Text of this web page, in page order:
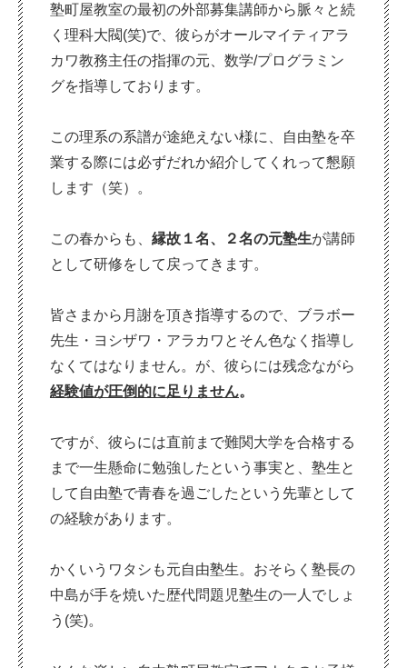
塾町屋教室の最初の外部募集講師から脈々と続
く理科大閥(笑)で、彼らがオールマイティアラ
カワ教務主任の指揮の元、数学/プログラミン
グを指導しております。
この理系の系譜が途絶えない様に、自由塾を卒
業する際には必ずだれか紹介してくれって懇願
します（笑）。
この春からも、 縁故１名、２名の元塾生が講師
として研修をして戻ってきます。
皆さまから月謝を頂き指導するので、ブラボー
先生・ヨシザワ・アラカワとそん色なく指導し
なくてはなりません。が、彼らには残念ながら
経験値が圧倒的に足りません。
ですが、彼らには直前まで難関大学を合格する
まで一生懸命に勉強したという事実と、塾生と
して自由塾で青春を過ごしたという先輩として
の経験があります。
かくいうワタシも元自由塾生。おそらく塾長の
中島が手を焼いた歴代問題児塾生の一人でしょ
う(笑)。